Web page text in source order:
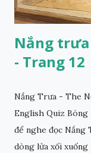
Nắng trưa
- Trang 12
Nắng Trưa - The
English Quiz Bóng
để nghe đọc Nắng
dòng lửa xối